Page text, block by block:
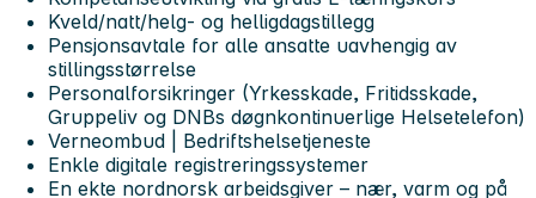
Kveld/natt/helg- og helligdagstillegg
Pensjonsavtale for alle ansatte uavhengig av
stillingsstørrelse
Personalforsikringer (Yrkesskade, Fritidsskade,
Gruppeliv og DNBs døgnkontinuerlige Helsetelefon)
Verneombud | Bedriftshelsetjeneste
Enkle digitale registreringssystemer
En ekte nordnorsk arbeidsgiver – nær, varm og på